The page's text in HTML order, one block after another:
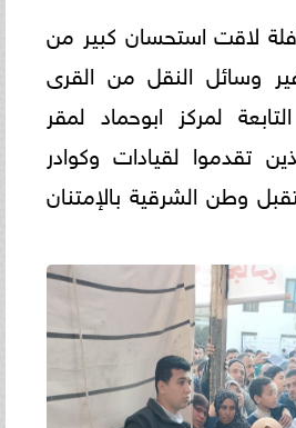
لاقت استحسان كبير من
وسائل النقل من القرى
لمركز ابوحماد لمقر
تقدموا لقيادات وكوادر
وطن الشرقية بالإمتنان